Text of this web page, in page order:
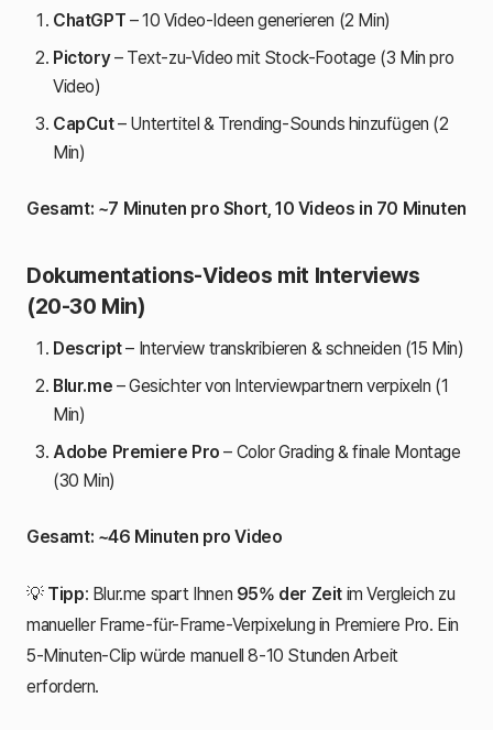
ChatGPT – 10 Video-Ideen generieren (2 Min)
Pictory– Text-zu-Video mit Stock-Footage (3 Min pro
Video)
CapCut– Untertitel & Trending-Sounds hinzufügen (2
Min)
Gesamt: ~7 Minuten pro Short, 10 Videos in 70 Minuten
Dokumentations-Videos mit Interviews
(20-30 Min)
Descript– Interview transkribieren & schneiden (15 Min)
Blur.me – Gesichter von Interviewpartnern verpixeln (1
Min)
Adobe Premiere Pro – Color Grading & finale Montage
(30 Min)
Gesamt: ~46 Minuten pro Video
💡 Tipp: Blur.me spart Ihnen 95% der Zeit im Vergleich zu
manueller Frame-für-Frame-Verpixelung in Premiere Pro. Ein
5-Minuten-Clip würde manuell 8-10 Stunden Arbeit
erfordern.